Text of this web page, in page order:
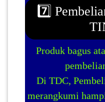
7️⃣
Produk bagus
Di TDC,
merangkumi